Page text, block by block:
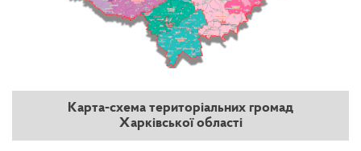
Карта-схема територіальних громад
Харківської області